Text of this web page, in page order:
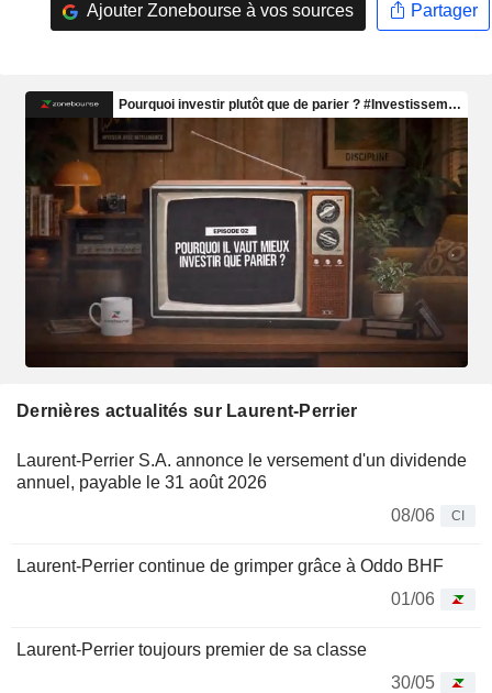
Ajouter Zonebourse à vos sources Partager
Dernières actualités sur Laurent-Perrier
Laurent-Perrier S.A. annonce le versement d'un dividende
annuel, payable le 31 août 2026
08/06
CI
Laurent-Perrier continue de grimper grâce à Oddo BHF
01/06
Laurent-Perrier toujours premier de sa classe
30/05